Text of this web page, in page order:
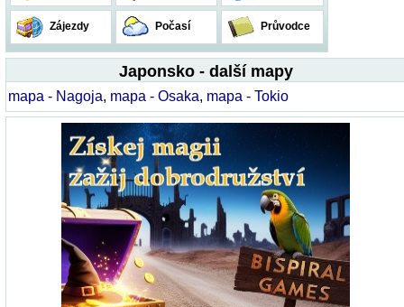
Zájezdy Počasí Průvodce
Japonsko - další mapy
mapa - Nagoja, mapa - Osaka, mapa - Tokio